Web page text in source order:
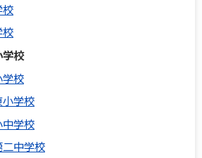
校
校
校
校
学校
学校
中学校